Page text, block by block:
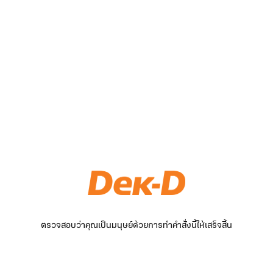
ตรวจสอบว่าคุณเป็นมนุษย์ด้วยการทำคำสั่งนี้ให้เสร็จสิ้น